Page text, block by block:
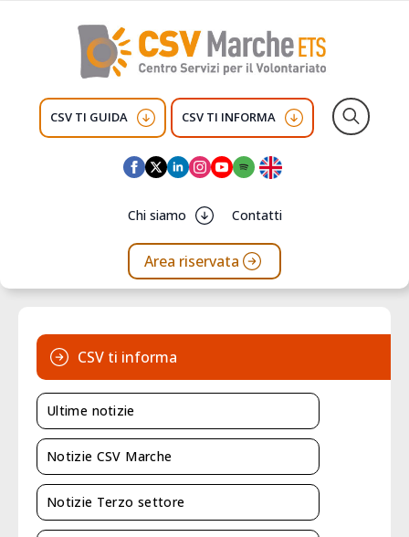
CSV TI GUIDA CSV TI INFORMA
Chi siamo Contatti
Area riservata
CSV ti informa
Ultime notizie
Notizie CSV Marche
Notizie Terzo settore